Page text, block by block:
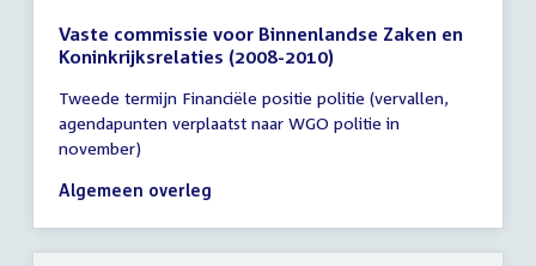
Vaste commissie voor Binnenlandse Zaken en
Koninkrijksrelaties (2008-2010)
vergadering
15:30
-
18:30
Tweede termijn Financiële positie politie (vervallen,
agendapunten verplaatst naar WGO politie in
november)
Algemeen overleg